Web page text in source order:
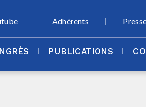
PUBLICATIONS
Adhérents Presse